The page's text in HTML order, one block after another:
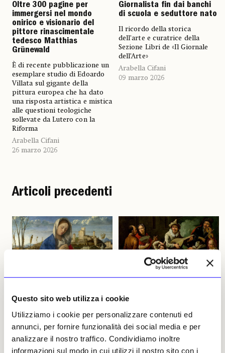
Questo sito web utilizza i cookie
Utilizziamo i cookie per personalizzare contenuti ed
annunci, per fornire funzionalità dei social media e per
analizzare il nostro traffico. Condividiamo inoltre
informazioni sul modo in cui utilizzi il nostro sito con i
Oltre 300 pagine per
immergersi nel mondo
onirico e visionario del
pittore rinascimentale
tedesco Matthias
Grünewald
È di recente pubblicazione un
esemplare studio di Edoardo
Villata sul gigante della
pittura europea che ha dato
una risposta artistica e mistica
alle questioni teologiche
sollevate da Lutero con la
Riforma
Arabella Cifani
26 marzo 2026
Giornalista fin dai banchi
di scuola e seduttore nato
Il ricordo della storica
dell’arte e curatrice della
Sezione Libri de «Il Giornale
dell’Arte»
Arabella Cifani
09 marzo 2026
Articoli precedenti
filibustieri: Gustav
Friedrich Waagen e Charles
Lock Eastlake
Un libro della Fondazione Zeri
vino e tamburino»: i
Carnevali torinesi tra
metafore incomprensibili e